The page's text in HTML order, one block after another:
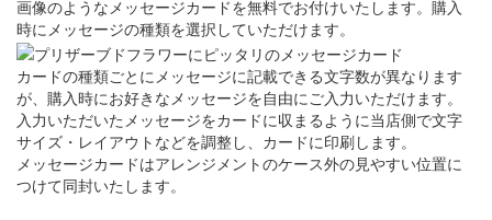
画像のようなメッセージカードを無料でお付けいたします。購入
時にメッセージの種類を選択していただけます。
カードの種類ごとにメッセージに記載できる文字数が異なります
が、購入時にお好きなメッセージを自由にご入力いただけます。
入力いただいたメッセージをカードに収まるように当店側で文字
サイズ・レイアウトなどを調整し、カードに印刷します。
メッセージカードはアレンジメントのケース外の見やすい位置に
つけて同封いたします。